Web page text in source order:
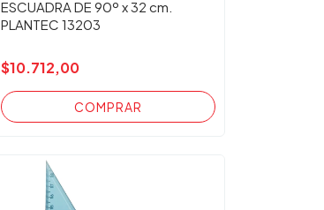
ESCUADRA DE 90º x 32 cm.
PLANTEC 13203
$10.712,00